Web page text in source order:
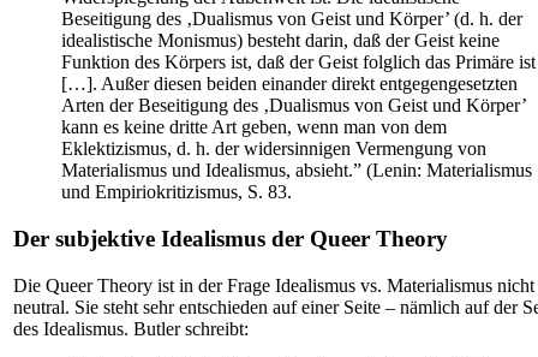
Beseitigung des ‚Dualismus von Geist und Körper’ (d. h. der
idealistische Monismus) besteht darin, daß der Geist keine
Funktion des Körpers ist, daß der Geist folglich das Primäre ist
[…]. Außer diesen beiden einander direkt entgegengesetzten
Arten der Beseitigung des ‚Dualismus von Geist und Körper’
kann es keine dritte Art geben, wenn man von dem
Eklektizismus, d. h. der widersinnigen Vermengung von
Materialismus und Idealismus, absieht.” (Lenin: Materialismus
und Empiriokritizismus, S. 83.
Der subjektive Idealismus der Queer Theory
Die Queer Theory ist in der Frage Idealismus vs. Materialismus nicht
neutral. Sie steht sehr entschieden auf einer Seite – nämlich auf der
des Idealismus. Butler schreibt: